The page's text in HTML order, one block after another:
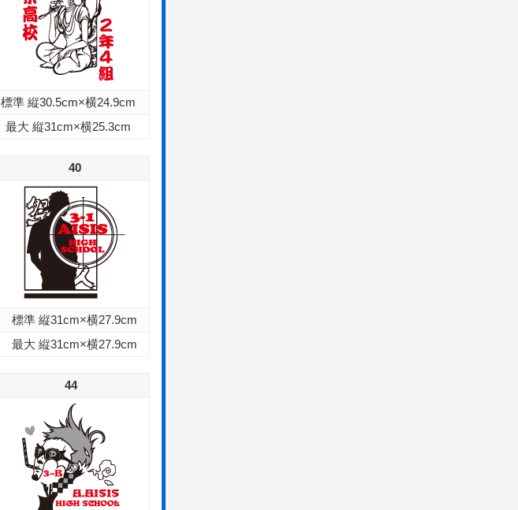
標準 縦30.5cm×横24.9cm
最大 縦31cm×横25.3cm
40
標準 縦31cm×横27.9cm
最大 縦31cm×横27.9cm
44